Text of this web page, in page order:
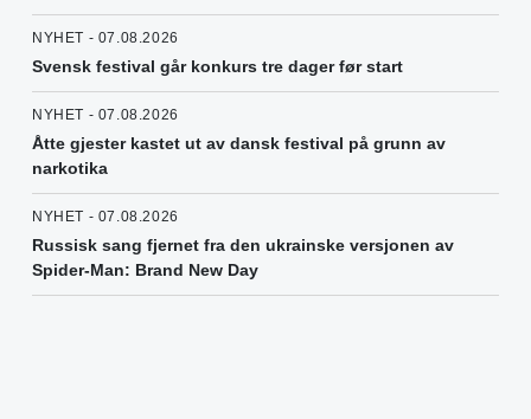
NYHET - 07.08.2026
Svensk festival går konkurs tre dager før start
NYHET - 07.08.2026
Åtte gjester kastet ut av dansk festival på grunn av
narkotika
NYHET - 07.08.2026
Russisk sang fjernet fra den ukrainske versjonen av
Spider-Man: Brand New Day